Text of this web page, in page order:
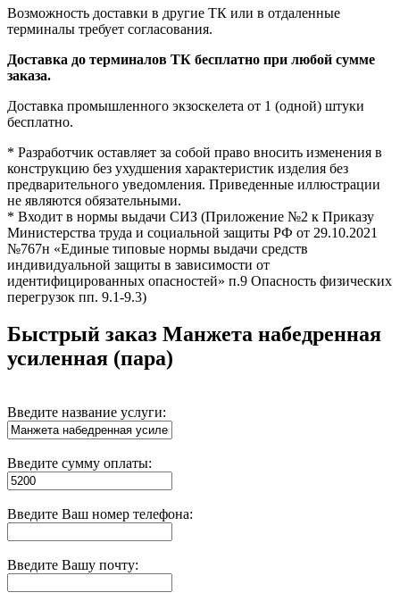
Возможность доставки в другие ТК или в отдаленные
терминалы требует согласования.
Доставка до терминалов ТК бесплатно при любой сумме
заказа.
Доставка промышленного экзоскелета от 1 (одной) штуки
бесплатно.
* Разработчик оставляет за собой право вносить изменения в
конструкцию без ухудшения характеристик изделия без
предварительного уведомления. Приведенные иллюстрации
не являются обязательными.
* Входит в нормы выдачи СИЗ (Приложение №2 к Приказу
Министерства труда и социальной защиты РФ от 29.10.2021
№767н «Единые типовые нормы выдачи средств
индивидуальной защиты в зависимости от
идентифицированных опасностей» п.9 Опасность физических
перегрузок пп. 9.1-9.3)
Быстрый заказ Манжета набедренная
усиленная (пара)
Введите название услуги:
Введите сумму оплаты:
Введите Ваш номер телефона:
Введите Вашу почту: